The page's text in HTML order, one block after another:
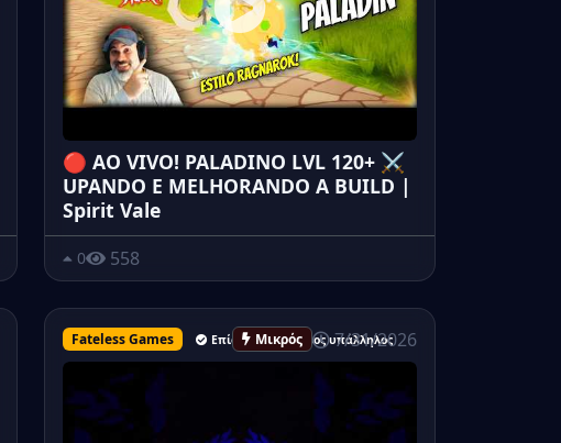
🔴 AO VIVO! PALADINO LVL 120+ ⚔️
UPANDO E MELHORANDO A BUILD |
Spirit Vale
0 558
Fateless Games Επίσημος ανώτερος υπάλληλος
Μικρός 7/31/2026